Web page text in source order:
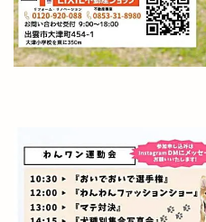
出雲大社ブルーライトアッ
出雲大社神門通り店
出雲市 歴史
出雲市の
出雲市塩冶町
出雲市
出雲市大社町
出雲市
出雲市姫原
出雲市小